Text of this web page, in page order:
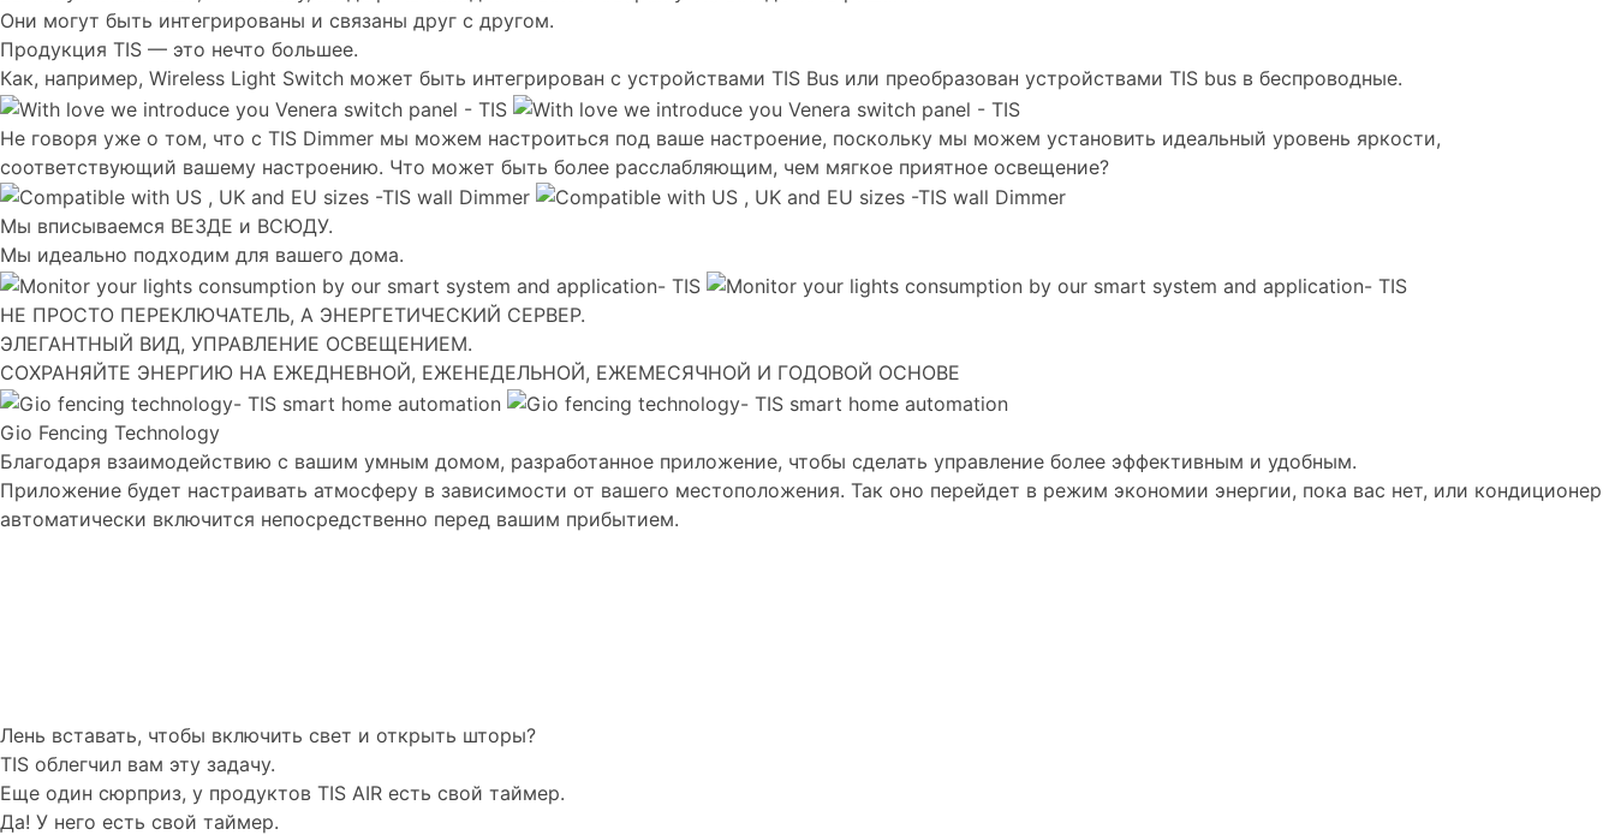
Они могут быть интегрированы и связаны друг с другом.
Продукция TIS — это нечто большее.
Как, например, Wireless Light Switch может быть интегрирован с устройствами TIS Bus или преобразован устройствами TIS bus в беспроводные.
Не говоря уже о том, что с TIS Dimmer мы можем настроиться под ваше настроение, поскольку мы можем установить идеальный уровень яркости,
соответствующий вашему настроению. Что может быть более расслабляющим, чем мягкое приятное освещение?
Мы вписываемся ВЕЗДЕ и ВСЮДУ.
Мы идеально подходим для вашего дома.
НЕ ПРОСТО ПЕРЕКЛЮЧАТЕЛЬ, А ЭНЕРГЕТИЧЕСКИЙ СЕРВЕР.
ЭЛЕГАНТНЫЙ ВИД, УПРАВЛЕНИЕ ОСВЕЩЕНИЕМ.
СОХРАНЯЙТЕ ЭНЕРГИЮ НА ЕЖЕДНЕВНОЙ, ЕЖЕНЕДЕЛЬНОЙ, ЕЖЕМЕСЯЧНОЙ И ГОДОВОЙ ОСНОВЕ
Gio Fencing Technology
Благодаря взаимодействию с вашим умным домом, разработанное приложение, чтобы сделать управление более эффективным и удобным.
Приложение будет настраивать атмосферу в зависимости от вашего местоположения. Так оно перейдет в режим экономии энергии, пока вас нет, или кондиционер
автоматически включится непосредственно перед вашим прибытием.
Лень вставать, чтобы включить свет и открыть шторы?
TIS облегчил вам эту задачу.
Еще один сюрприз, у продуктов TIS AIR есть свой таймер.
Да! У него есть свой таймер.